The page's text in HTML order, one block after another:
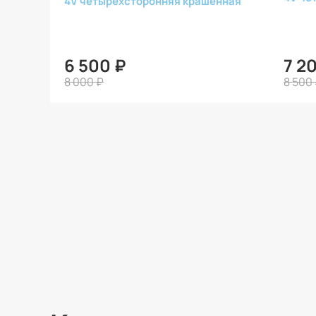
6 500 ₽
8 000 ₽
7
8 500